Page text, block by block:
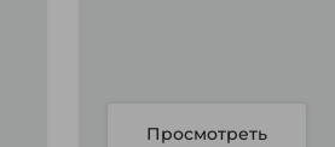
Просмотреть